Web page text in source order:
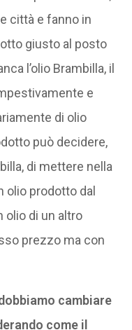
città e fanno in
giusto al posto
l’olio Brambilla, il
e
di olio
può decidere,
di mettere nella
prodotto dal
olio di un altro
prezzo ma con
cambiare
come il